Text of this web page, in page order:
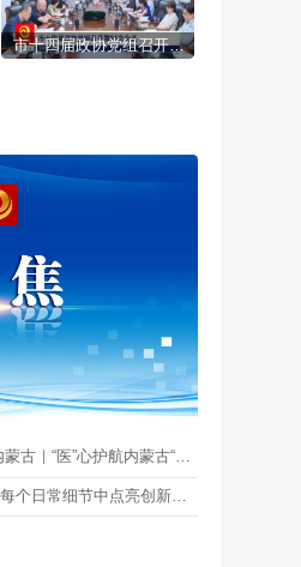
市十四届政协党组召开第95次会议
乐享十六运 悦动新包头 追梦内蒙古｜“医”心护航内蒙古“十六运” #网聚正能量·为包头加油
走一线 改文风｜一机集团：在每个日常细节中点亮创新热情